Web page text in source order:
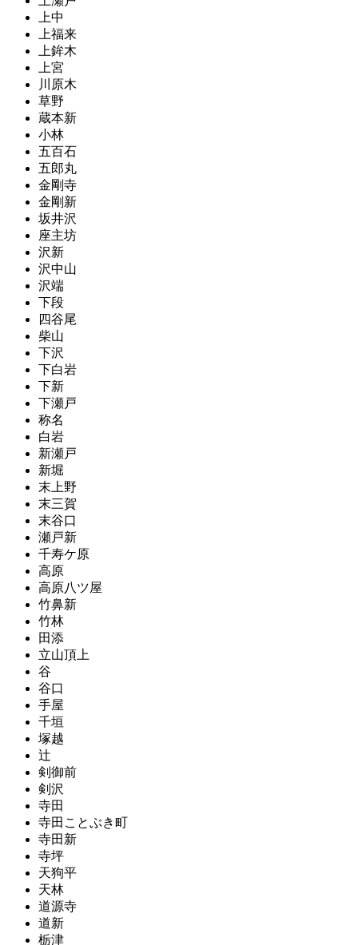
上中
上福来
上鉾木
上宮
川原木
草野
蔵本新
小林
五百石
五郎丸
金剛寺
金剛新
坂井沢
座主坊
沢新
沢中山
沢端
下段
四谷尾
柴山
下沢
下白岩
下新
下瀬戸
称名
白岩
新瀬戸
新堀
末上野
末三賀
末谷口
瀬戸新
千寿ケ原
高原
高原八ツ屋
竹鼻新
竹林
田添
立山頂上
谷
谷口
手屋
千垣
塚越
辻
剣御前
剣沢
寺田
寺田ことぶき町
寺田新
寺坪
天狗平
天林
道源寺
道新
栃津